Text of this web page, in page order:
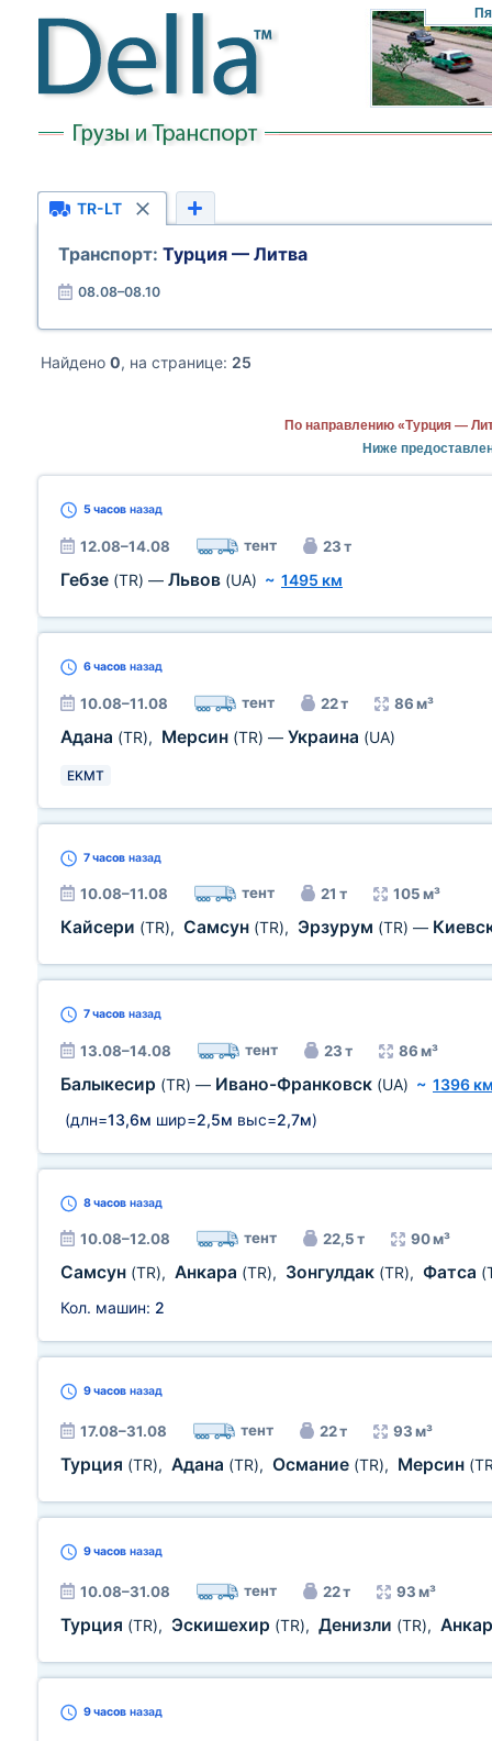
TR-LT
Транспорт: Турция — Литва
08.08–08.10
Найдено 0, на странице: 25
По направлению «Турция —
Ниже
5 часов назад
12.08–14.08 тент 23 т
Гебзе (TR) — Львов (UA) ~ 1495 км
6 часов назад
10.08–11.08 тент 22 т 86 м³
Адана (TR), Мерсин (TR) — Украина (UA)
EKMT
7 часов назад
10.08–11.08 тент 21 т 105 м³
Кайсери (TR), Самсун (TR), Эрзурум (TR) —
7 часов назад
13.08–14.08 тент 23 т 86 м³
Балыкесир (TR) — Ивано-Франковск (UA) ~ 1396
(длн=13,6м шир=2,5м выс=2,7м)
8 часов назад
10.08–12.08 тент 22,5 т 90 м³
Самсун (TR), Анкара (TR), Зонгулдак (TR), Фатса
Кол. машин: 2
9 часов назад
17.08–31.08 тент 22 т 93 м³
Турция (TR), Адана (TR), Османие (TR), Мерсин
9 часов назад
10.08–31.08 тент 22 т 93 м³
Турция (TR), Эскишехир (TR), Денизли (TR),
9 часов назад